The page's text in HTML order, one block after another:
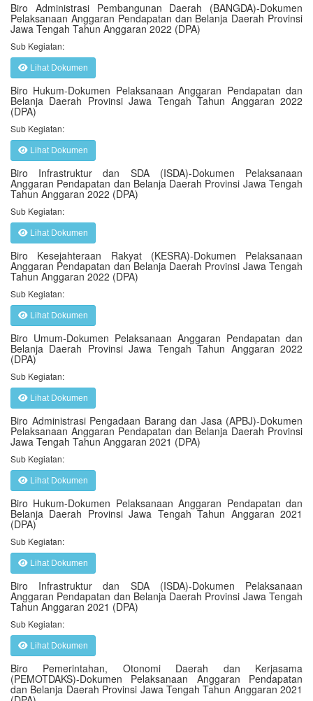
Biro Administrasi Pembangunan Daerah (BANGDA)-Dokumen
Pelaksanaan Anggaran Pendapatan dan Belanja Daerah Provinsi
Jawa Tengah Tahun Anggaran 2022 (DPA)
Sub Kegiatan:
Lihat Dokumen
Biro Hukum-Dokumen Pelaksanaan Anggaran Pendapatan dan
Belanja Daerah Provinsi Jawa Tengah Tahun Anggaran 2022
(DPA)
Sub Kegiatan:
Lihat Dokumen
Biro Infrastruktur dan SDA (ISDA)-Dokumen Pelaksanaan
Anggaran Pendapatan dan Belanja Daerah Provinsi Jawa Tengah
Tahun Anggaran 2022 (DPA)
Sub Kegiatan:
Lihat Dokumen
Biro Kesejahteraan Rakyat (KESRA)-Dokumen Pelaksanaan
Anggaran Pendapatan dan Belanja Daerah Provinsi Jawa Tengah
Tahun Anggaran 2022 (DPA)
Sub Kegiatan:
Lihat Dokumen
Biro Umum-Dokumen Pelaksanaan Anggaran Pendapatan dan
Belanja Daerah Provinsi Jawa Tengah Tahun Anggaran 2022
(DPA)
Sub Kegiatan:
Lihat Dokumen
Biro Administrasi Pengadaan Barang dan Jasa (APBJ)-Dokumen
Pelaksanaan Anggaran Pendapatan dan Belanja Daerah Provinsi
Jawa Tengah Tahun Anggaran 2021 (DPA)
Sub Kegiatan:
Lihat Dokumen
Biro Hukum-Dokumen Pelaksanaan Anggaran Pendapatan dan
Belanja Daerah Provinsi Jawa Tengah Tahun Anggaran 2021
(DPA)
Sub Kegiatan:
Lihat Dokumen
Biro Infrastruktur dan SDA (ISDA)-Dokumen Pelaksanaan
Anggaran Pendapatan dan Belanja Daerah Provinsi Jawa Tengah
Tahun Anggaran 2021 (DPA)
Sub Kegiatan:
Lihat Dokumen
Biro Pemerintahan, Otonomi Daerah dan Kerjasama
(PEMOTDAKS)-Dokumen Pelaksanaan Anggaran Pendapatan
dan Belanja Daerah Provinsi Jawa Tengah Tahun Anggaran 2021